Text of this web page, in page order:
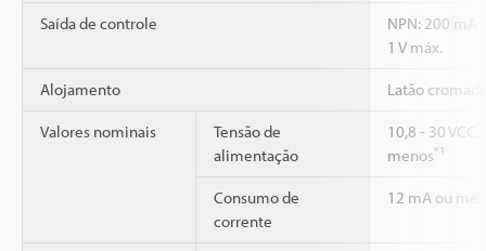
Saída de controle
NPN: 200 mA
1 V máx.
Alojamento Latão
Valores nominais
Tensão de
alimentação
10,8 - 30
menos*1
Consumo de
corrente
12 mA ou